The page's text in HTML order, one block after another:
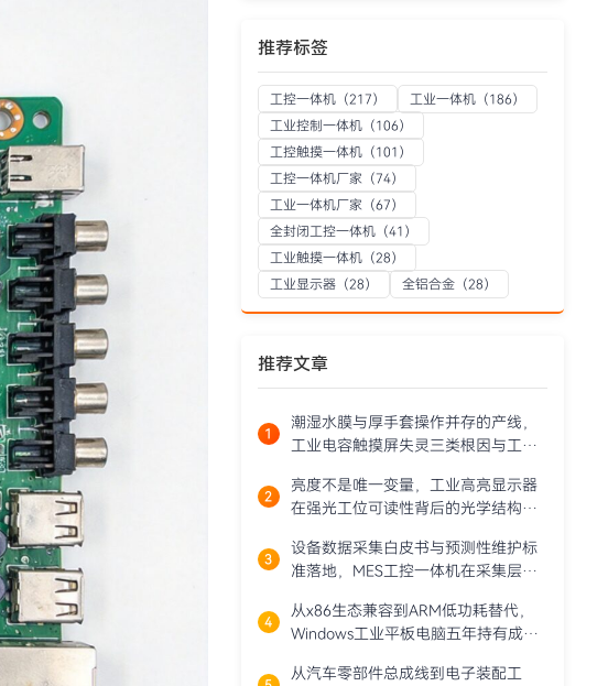
推荐标签
工控一体机（217） 工业一体机（186）
工业控制一体机（106）
工控触摸一体机（101）
工控一体机厂家 （74）
工业一体机厂家 （67）
全封闭工控一体机（41）
工业触摸一体机（28）
工业显示器（28） 全铝合金（28）
推荐文章
潮湿水膜与厚手套操作并存的产线，
工业电容触摸屏失灵三类根因与工程
亮度不是唯一变量，工业高亮显示器
在强光工位可读性背后的光学结构与
设备数据采集白皮书与预测性维护标
准落地，MES工控一体机在采集层的
从x86生态兼容到ARM低功耗替代，
Windows工业平板电脑五年持有成本
从汽车零部件总成线到电子装配工